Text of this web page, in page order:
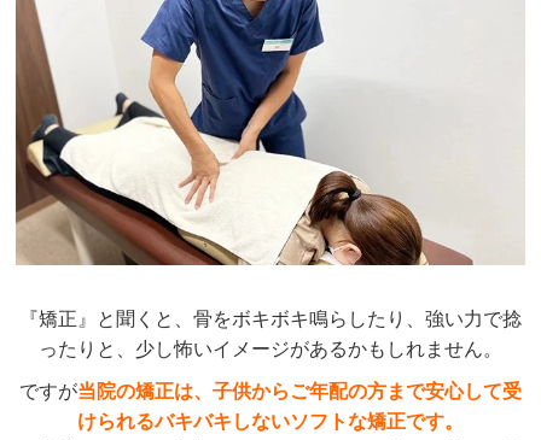
『矯正』と聞くと、骨をボキボキ鳴らしたり、強い力で捻
ったりと、少し怖いイメージがあるかもしれません。
ですが当院の矯正は、子供からご年配の方まで安心して受
けられるバキバキしないソフトな矯正です。